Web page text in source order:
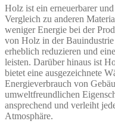
Holz ist ein erneuerbarer
Vergleich zu anderen
weniger Energie bei der
von Holz in der
erheblich reduzieren und
leisten. Darüber hinaus ist
bietet eine ausgezeichnete
Energieverbrauch von
umweltfreundlichen
ansprechend und verleiht
Atmosphäre.